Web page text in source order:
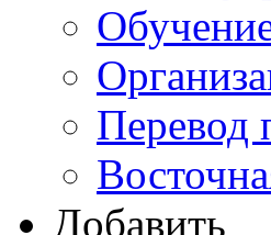
Перевод
Добавить